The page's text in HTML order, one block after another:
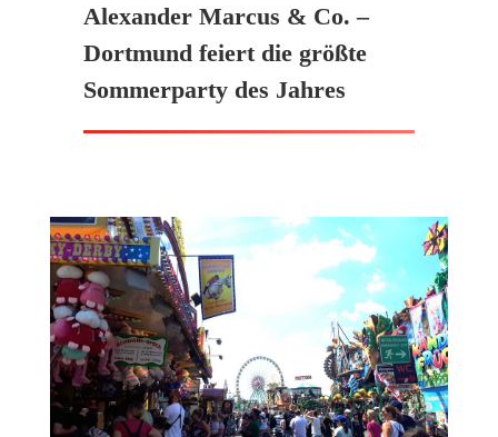
Alexander Marcus & Co. –
Dortmund feiert die größte
Sommerparty des Jahres